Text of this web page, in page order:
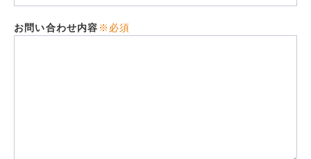
お問い合わせ内容 ※必須